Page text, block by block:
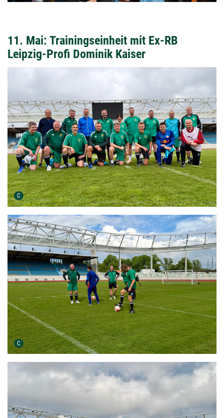
11. Mai: Trainingseinheit mit Ex-RB
Leipzig-Profi Dominik Kaiser
C Urheber der Grafik:
C Urheber der Grafik: